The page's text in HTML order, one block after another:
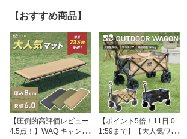
【おすすめ商品】
【圧倒的高評価レビュー
4.5点！】WAQ キャンプ
【ポイント5倍！11日 0
1:59まで】【大人気ワゴ